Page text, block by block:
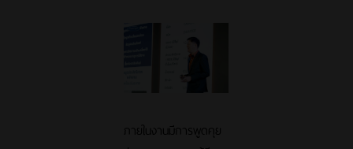
ภายในงานมีการพูดคุย